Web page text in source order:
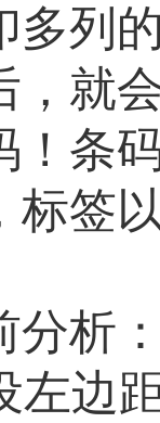
多列
，就
！条
标签
：
左边